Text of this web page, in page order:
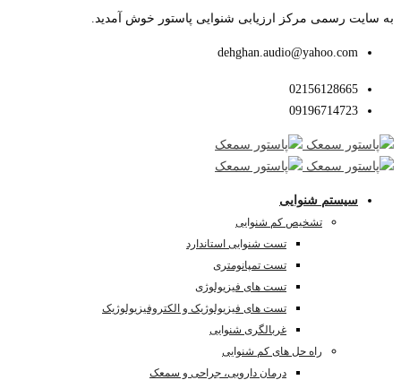
به سایت رسمی مرکز ارزیابی شنوایی پاستور خوش آمدید.
dehghan.audio@yahoo.com
02156128665
09196714723
سیستم شنوایی
تشخیص کم شنوایی
تست شنوایی استاندارد
تست تمپانومتری
تست های فیزیولوژی
تست های فیزیولوژیک و الکتروفیزیولوژیک
غربالگری شنوایی
راه حل های کم شنوایی
درمان دارویی، جراحی و سمعک